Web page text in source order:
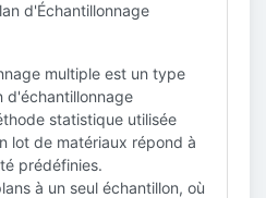
d'Échantillonnage
multiple est un type
d'échantillonnage
statistique utilisée
lot de matériaux répond à
prédéfinies.
à un seul échantillon, où